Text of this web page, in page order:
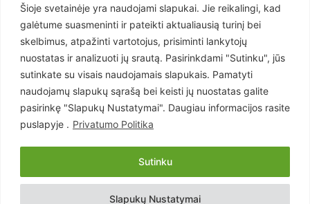
Šioje svetainėje yra naudojami slapukai. Jie reikalingi, kad
galėtume suasmeninti ir pateikti aktualiausią turinį bei
skelbimus, atpažinti vartotojus, prisiminti lankytojų
nuostatas ir analizuoti jų srautą. Pasirinkdami "Sutinku", jūs
sutinkate su visais naudojamais slapukais. Pamatyti
naudojamų slapukų sąrašą bei keisti jų nuostatas galite
pasirinkę "Slapukų Nustatymai". Daugiau informacijos rasite
puslapyje . Privatumo Politika
Slapukų Nustatymai
Sutinku
Teisėsauga
1497
Aktualu
Lietuva
619
Pasaulis
Статьи на русском
Articles in english
Copyright © 2026 UAB „Goruva“. Visos teisės saugomos.